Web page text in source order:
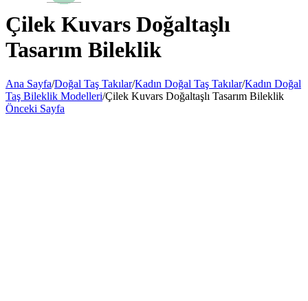
Çilek Kuvars Doğaltaşlı
Tasarım Bileklik
Ana Sayfa/Doğal Taş Takılar/Kadın Doğal Taş Takılar/Kadın Doğal
Taş Bileklik Modelleri/Çilek Kuvars Doğaltaşlı Tasarım Bileklik
Önceki Sayfa